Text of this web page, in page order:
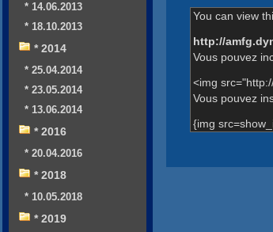
You can view
http://
Vous pouvez
<img
Vous pouvez
{img
* 14.06.2013
* 18.10.2013
* 2014
* 25.04.2014
* 23.05.2014
* 13.06.2014
* 2016
* 20.04.2016
* 2018
* 10.05.2018
* 2019